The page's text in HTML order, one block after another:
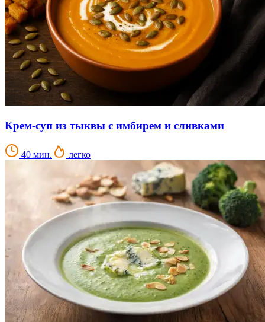
Крем-суп из тыквы с имбирем и сливками
40 мин. легко